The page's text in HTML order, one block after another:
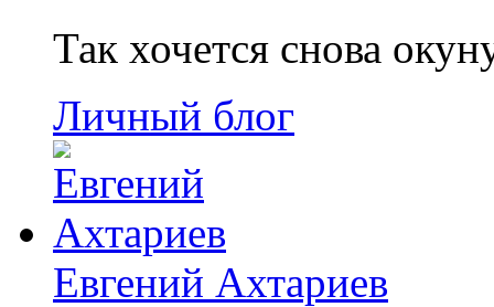
Так хочется снова
Личный блог
Евгений Ахтариев